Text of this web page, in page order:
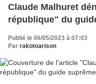
Claude Malhuret
république" du
Publié le 06/05/2023 à 07:03
Par rakotoarison